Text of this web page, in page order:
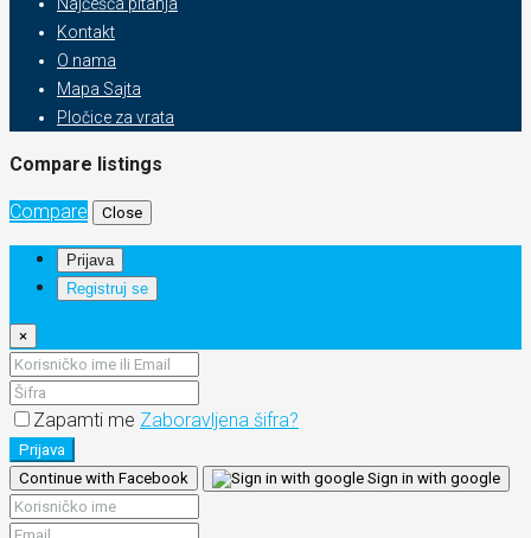
Kontakt
O nama
Mapa Sajta
Pločice za vrata
Compare listings
Compare Close
Prijava
Registruj se
×
Zapamti me Zaboravljena šifra?
Prijava
Continue with Facebook
Sign in with google